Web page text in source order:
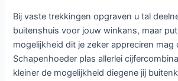
Bij vaste trekkingen opgraven u tal
buitenshuis voor jouw winkans, maar
mogelijkheid dit je zeker appreciren mag
Schapenhoeder plas allerlei
kleiner de mogelijkheid diegene jij